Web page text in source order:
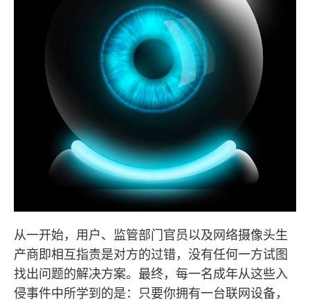
从一开始，用户、监管部门官员以及网络摄像头生
产商即相互指责是对方的过错，没有任何一方试图
找出问题的解决方案。最终，每一名成年从这些入
侵事件中所学到的是：只要你拥有一台联网设备，